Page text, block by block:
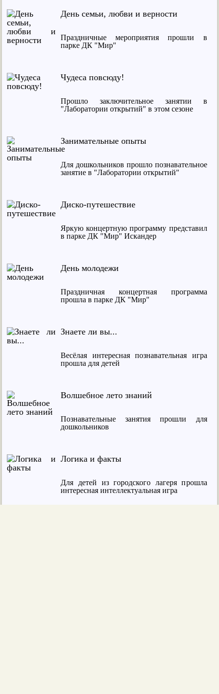
День семьи, любви и верности
Праздничные мероприятия прошли в
парке ДК "Мир"
Чудеса повсюду!
Прошло заключительное занятии в
"Лаборатории открытий" в этом сезоне
Занимательные опыты
Для дошкольников прошло познавательное
занятие в "Лаборатории открытий"
Диско-путешествие
Яркую концертную программу представил
в парке ДК "Мир" Искандер
День молодежи
Праздничная концертная программа
прошла в парке ДК "Мир"
Знаете ли вы...
Весёлая интересная познавательная игра
прошла для детей
Волшебное лето знаний
Познавательные занятия прошли для
дошкольников
Логика и факты
Для детей из городского лагеря прошла
интересная интеллектуальная игра